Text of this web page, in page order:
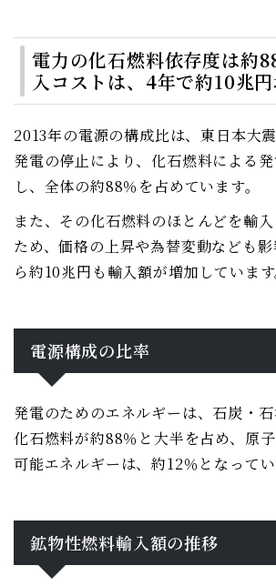
電力の化石燃料依存度は約
入コストは、4年で約10兆
2013年の電源の構成比は、東日本大
発電の停止により、化石燃料による
し、全体の約88％を占めています。
また、その化石燃料のほとんどを輸
ため、価格の上昇や為替変動なども
ら約10兆円も輸入額が増加しています
電源構成の比率
発電のためのエネルギーは、石炭・
化石燃料が約88％と大半を占め、原
可能エネルギーは、約12％となってい
鉱物性燃料輸入額の推移